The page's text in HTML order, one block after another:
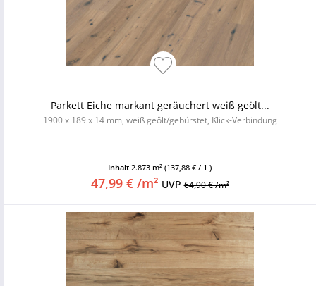
Parkett Eiche markant geräuchert weiß geölt...
1900 x 189 x 14 mm, weiß geölt/gebürstet, Klick-Verbindung
Inhalt 2.873 m² (137,88 € / 1 )
47,99 € /m² UVP64,90 € /m²